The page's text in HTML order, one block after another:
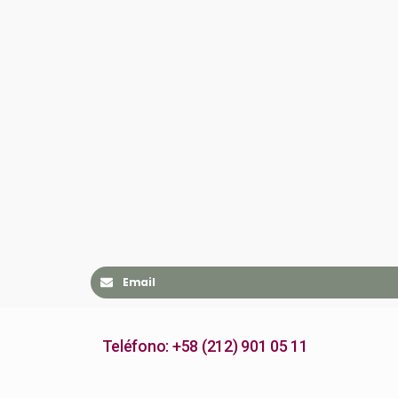
Email
Teléfono: +58 (212) 901 05 11